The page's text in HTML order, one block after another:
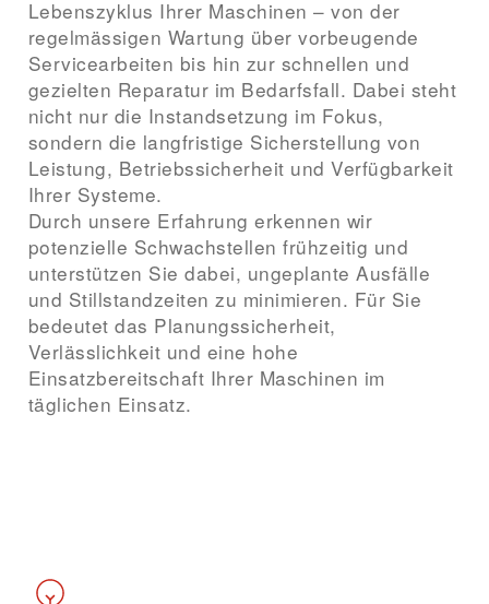
Lebenszyklus Ihrer Maschinen – von der
regelmässigen Wartung über vorbeugende
Servicearbeiten bis hin zur schnellen und
gezielten Reparatur im Bedarfsfall. Dabei steht
nicht nur die Instandsetzung im Fokus,
sondern die langfristige Sicherstellung von
Leistung, Betriebssicherheit und Verfügbarkeit
Ihrer Systeme.
Durch unsere Erfahrung erkennen wir
potenzielle Schwachstellen frühzeitig und
unterstützen Sie dabei, ungeplante Ausfälle
und Stillstandzeiten zu minimieren. Für Sie
bedeutet das Planungssicherheit,
Verlässlichkeit und eine hohe
Einsatzbereitschaft Ihrer Maschinen im
täglichen Einsatz.